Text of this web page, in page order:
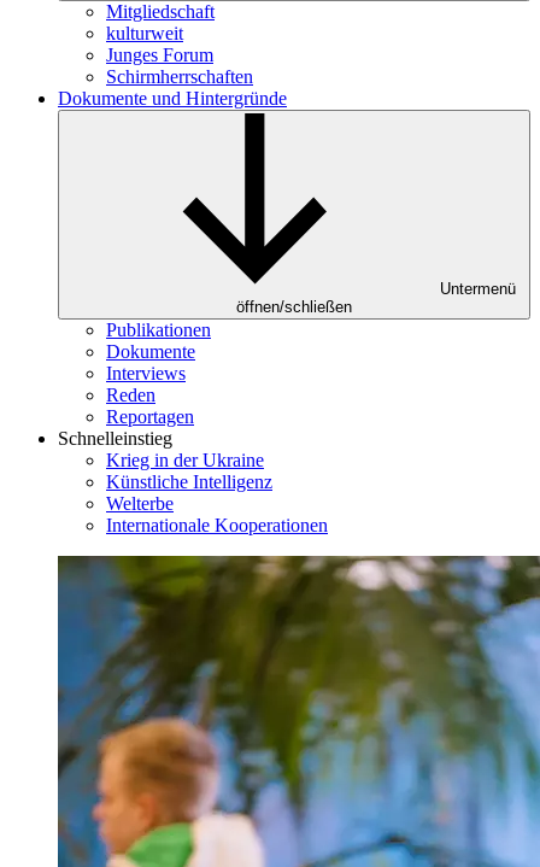
Mitgliedschaft
kulturweit
Junges Forum
Schirmherrschaften
Dokumente und Hintergründe
Untermenü
öffnen/schließen
Publikationen
Dokumente
Interviews
Reden
Reportagen
Schnelleinstieg
Krieg in der Ukraine
Künstliche Intelligenz
Welterbe
Internationale Kooperationen